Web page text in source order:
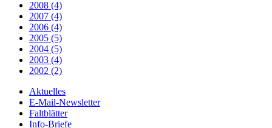
2008 (4)
2007 (4)
2006 (4)
2005 (5)
2004 (5)
2003 (4)
2002 (2)
Aktuelles
E-Mail-Newsletter
Faltblätter
Info-Briefe